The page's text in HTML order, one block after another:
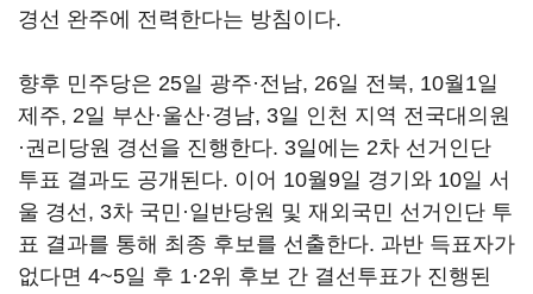
경선 완주에 전력한다는 방침이다.
향후 민주당은 25일 광주·전남, 26일 전북, 10월1일
제주, 2일 부산·울산·경남, 3일 인천 지역 전국대의원
·권리당원 경선을 진행한다. 3일에는 2차 선거인단
투표 결과도 공개된다. 이어 10월9일 경기와 10일 서
울 경선, 3차 국민·일반당원 및 재외국민 선거인단 투
표 결과를 통해 최종 후보를 선출한다. 과반 득표자가
없다면 4~5일 후 1·2위 후보 간 결선투표가 진행된